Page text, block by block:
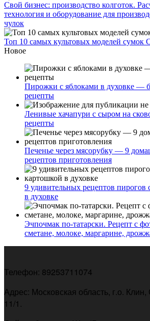
Свой бизнес: производство колготок.
технология и оборудование для
чулок
Топ 10 самых культовых моделей сумок
Новое
Пирожки с яблоками в духовке —
рецепты
Ленивые хачапури с сыром на
рецепты
Печенье через мясорубку — 9
рецептов приготовления
9 удивительных рецептов пирогов
в духовке
Эчпочмак по-татарски. Рецепт с
сметане, молоке, маргарине,
Телефон: 89253711074
Адрес: Московская область, г.о.
11/1.